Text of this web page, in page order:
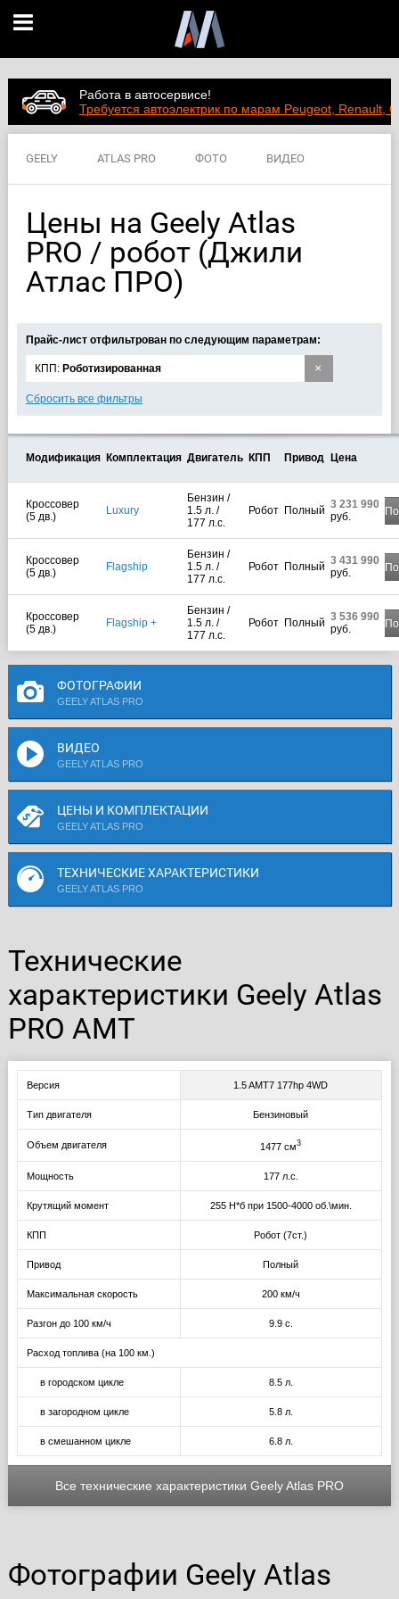
Работа в автосервисе!
Требуется автоэлектрик по марам Peugeot, Renault,
GEELY ATLAS PRO ФОТО ВИДЕО
Цены на Geely Atlas
PRO / робот (Джили
Атлас ПРО)
Прайс-лист отфильтрован по следующим параметрам:
×
КПП: Роботизированная
Сбросить все фильтры
Модификация Комплектация Двигатель КПП Привод Цена
Кроссовер
(5 дв.)
Luxury
Бензин /
1.5 л. /
177 л.с.
Робот Полный 3 231 990
руб.
Кроссовер
(5 дв.)
Flagship
Бензин /
1.5 л. /
177 л.с.
Робот Полный 3 431 990
руб.
Кроссовер
(5 дв.)
Flagship +
Бензин /
1.5 л. /
177 л.с.
Робот Полный 3 536 990
руб.
ФОТОГРАФИИ
GEELY ATLAS PRO
ВИДЕО
GEELY ATLAS PRO
ЦЕНЫ И КОМПЛЕКТАЦИИ
GEELY ATLAS PRO
ТЕХНИЧЕСКИЕ ХАРАКТЕРИСТИКИ
GEELY ATLAS PRO
Технические
характеристики Geely Atlas
PRO AMT
Версия 1.5 AMT7 177hp 4WD
Тип двигателя Бензиновый
Объем двигателя 1477 см3
Мощность 177 л.с.
Крутящий момент 255 Н*б при 1500-4000 об.\мин.
КПП Робот (7ст.)
Привод Полный
Максимальная скорость 200 км/ч
Разгон до 100 км/ч 9.9 с.
Расход топлива (на 100 км.)
в городском цикле 8.5 л.
в загородном цикле 5.8 л.
в смешанном цикле 6.8 л.
Все технические характеристики Geely Atlas PRO
Фотографии Geely Atlas